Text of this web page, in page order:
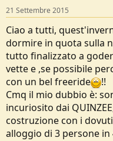
D
i
s
u
s
s
i
o
n
e
z
i
21 Settembre 2015
Ciao a tutti,
dormire in quota sulla
tutto finalizzato a
vette e ,se possibile
con un bel freeride
!!
Cmq il mio dubbio è:
incuriosito dai
costruzione con i
alloggio di 3 persone